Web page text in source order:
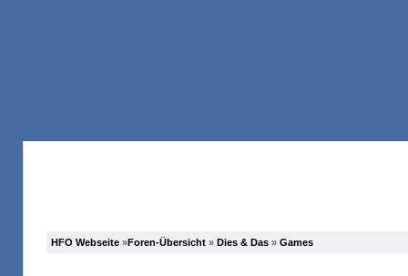
HFO Webseite »Foren-Übersicht » Dies & Das » Games